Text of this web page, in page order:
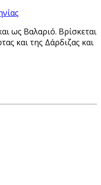
ως Βαλαριό. Βρίσκεται
και της Δάρδιζας και